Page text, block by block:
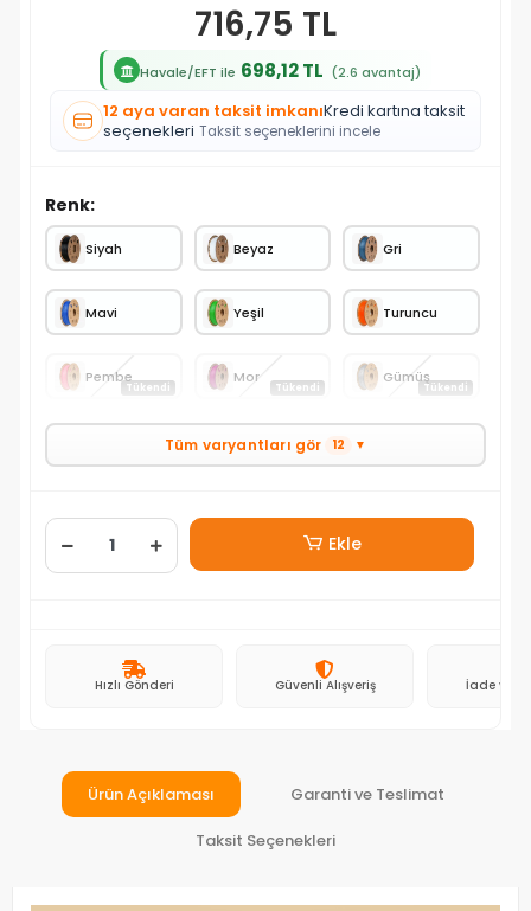
716,75 TL
Havale/EFT ile 698,12 TL (2.6 avantaj)
12 aya varan taksit imkanıKredi kartına taksit
seçenekleri Taksit seçeneklerini incele
Renk:
Siyah Beyaz Gri
Mavi Yeşil Turuncu
Pembe
Tükendi
Mor
Tükendi
Gümüş
Tükendi
Tüm varyantları gör 12 ▼
Ekle
Hızlı Gönderi Güvenli Alışveriş İade ve
Ürün Açıklaması Garanti ve Teslimat
Taksit Seçenekleri